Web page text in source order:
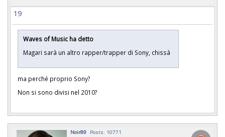
19
Waves of Music ha detto
Magari sarà un altro rapper/trapper di Sony, chissà
ma perché proprio Sony?
Non si sono divisi nel 2010?
Noir89 Posts: 10771